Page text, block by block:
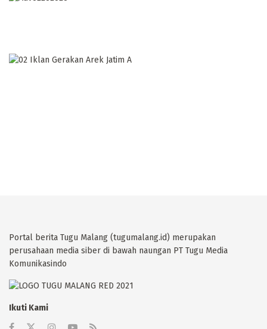
Portal berita Tugu Malang (tugumalang.id) merupakan
perusahaan media siber di bawah naungan PT Tugu Media
Komunikasindo
Ikuti Kami